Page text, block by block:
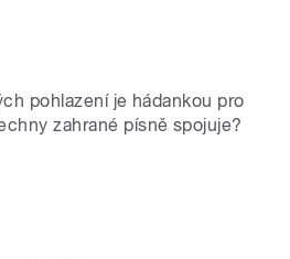
pohlazení je hádankou pro
zahrané písně spojuje?